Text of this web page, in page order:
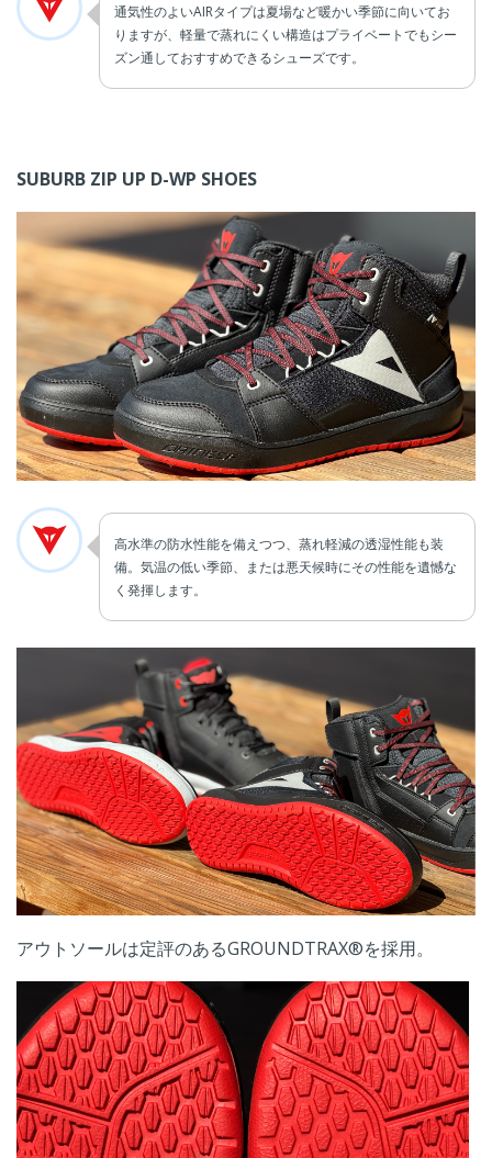
通気性のよいAIRタイプは夏場など暖かい季節に向いてお
りますが、軽量で蒸れにくい構造はプライベートでもシー
ズン通しておすすめできるシューズです。
SUBURB ZIP UP D-WP SHOES
高水準の防水性能を備えつつ、蒸れ軽減の透湿性能も装
備。気温の低い季節、または悪天候時にその性能を遺憾な
く発揮します。
アウトソールは定評のあるGROUNDTRAX®を採用。